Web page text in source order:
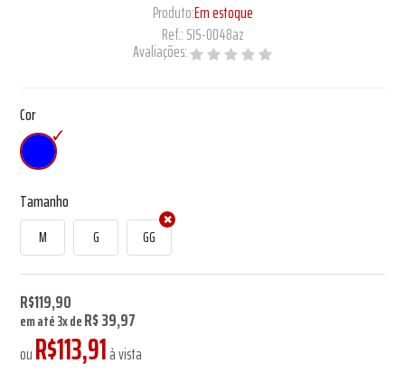
Produto:Em estoque
Ref.:SIS-0048az
Avaliações:
Cor
Tamanho
M G GG
R$119,90
em até3xdeR$ 39,97
ouR$113,91à vista